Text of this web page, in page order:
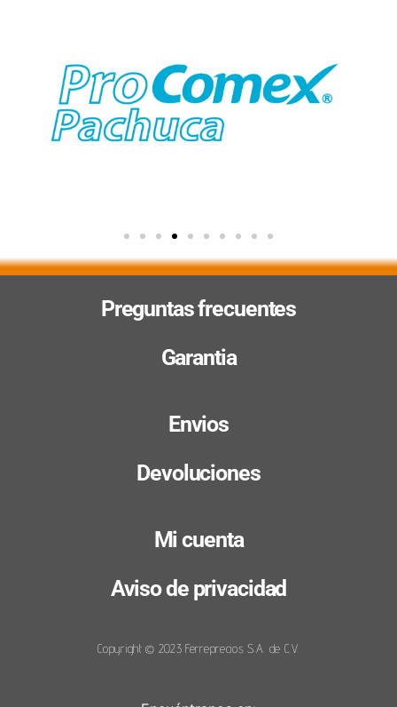
Preguntas frecuentes
Garantia
Envios
Devoluciones
Mi cuenta
Aviso de privacidad
Copyright © 2023 Ferreprecios S.A. de C.V.